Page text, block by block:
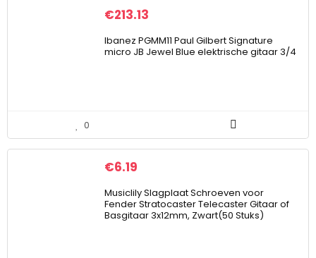
€213.13
Ibanez PGMM11 Paul Gilbert Signature
micro JB Jewel Blue elektrische gitaar 3/4
0
€6.19
Musiclily Slagplaat Schroeven voor
Fender Stratocaster Telecaster Gitaar of
Basgitaar 3x12mm, Zwart(50 Stuks)